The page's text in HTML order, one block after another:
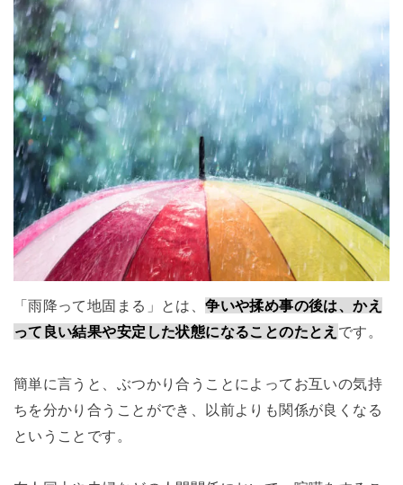
「雨降って地固まる」とは、争いや揉め事の後は、かえ
って良い結果や安定した状態になることのたとえ です。
簡単に言うと、ぶつかり合うことによってお互いの気持
ちを分かり合うことができ、以前よりも関係が良くなる
ということです。